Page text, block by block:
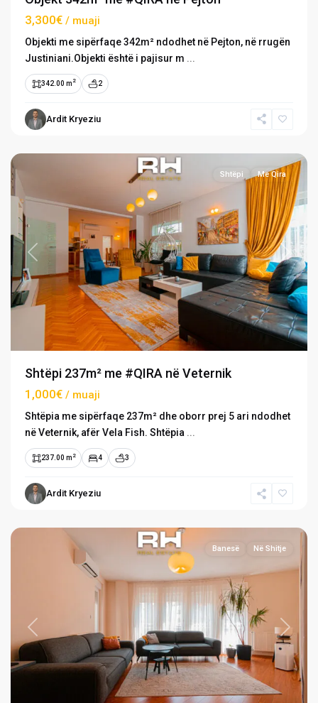
3,300€ / muaji
Objekti me sipërfaqe 342m² ndodhet në Pejton, në rrugën
Justiniani.Objekti është i pajisur m ...
342.00 m 2 2
Ardit Kryeziu
Veternik,
Previous Next
Shtëpi Me Qira
Shtëpi 237m² me #QIRA në Veternik
1,000€ / muaji
Shtëpia me sipërfaqe 237m² dhe oborr prej 5 ari ndodhet
në Veternik, afër Vela Fish. Shtëpia ...
237.00 m 2 4 3
Ardit Kryeziu
Rruga
C,
Previous Next
Banesë Në Shitje